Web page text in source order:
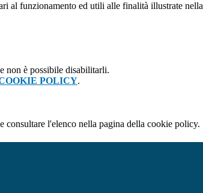
al funzionamento ed utili alle finalità illustrate nella
non è possibile disabilitarli.
POLICY.
consultare l'elenco nella pagina della cookie policy.